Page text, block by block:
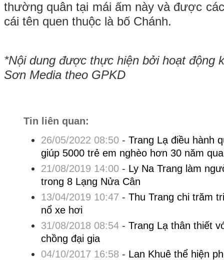
thường quân tại mái ấm này và được
cái tên quen thuộc là bố Chánh.
*Nội dung được thực hiện bởi hoạt động
Sơn Media theo GPKD
Tin liên quan:
26/05/2022 08:50- Trang Lạ điều hành
giúp 5000 trẻ em nghèo hơn 30 năm qua
21/08/2019 14:00- Ly Na Trang làm
trong 8 Lạng Nửa Cân
13/04/2019 10:47 - Thu Trang chi trăm
nổ xe hơi
31/08/2018 08:54- Trang Lạ thân thiết
chồng đại gia
04/10/2017 16:58 - Lan Khuê thể hiện